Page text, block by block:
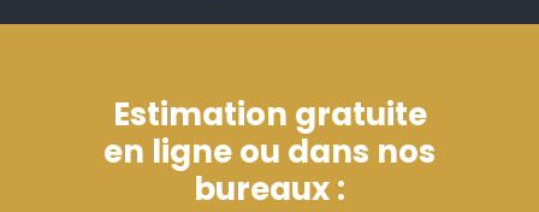
Estimation gratuite
en ligne ou dans nos
bureaux :